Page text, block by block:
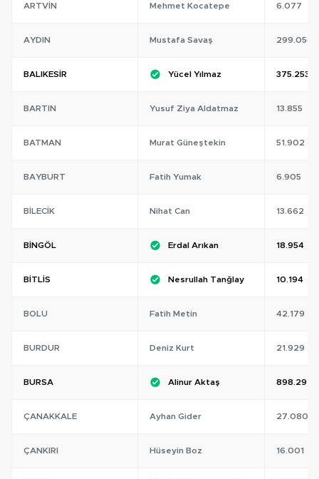
ARTVIN Mehmet Kocatepe 6.077
AYDIN Mustafa Savaş 299.056
BALIKESIR Yücel Yılmaz 375.253
BARTIN Yusuf Ziya Aldatmaz 13.855
BATMAN Murat Güneştekin 51.902
BAYBURT Fatih Yumak 6.905
BILECIK Nihat Can 13.662
BINGÖL Erdal Arıkan 18.954
BITLIS Nesrullah Tanğlay 10.194
BOLU Fatih Metin 42.179
BURDUR Deniz Kurt 21.929
BURSA Alinur Aktaş 898.292
ÇANAKKALE Ayhan Gider 27.080
ÇANKIRI Hüseyin Boz 16.001